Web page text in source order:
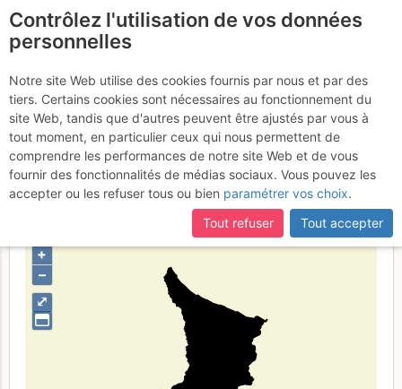
Haute Ariège -
Andorre
Type de région massif
⤢
+
–
Contrôlez l'utilisation de vos données
personnelles
Notre site Web utilise des cookies fournis par nous et par des
tiers. Certains cookies sont nécessaires au fonctionnement du
site Web, tandis que d'autres peuvent être ajustés par vous à
tout moment, en particulier ceux qui nous permettent de
comprendre les performances de notre site Web et de vous
fournir des fonctionnalités de médias sociaux. Vous pouvez les
accepter ou les refuser tous ou bien paramétrer vos choix.
Tout refuser
Tout accepter